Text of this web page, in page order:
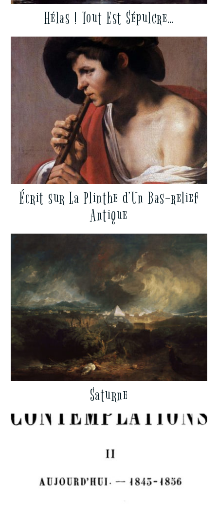
Hélas ! Tout Est Sépulcre…
Écrit sur La Plinthe d’Un Bas-relief
Antique
Saturne